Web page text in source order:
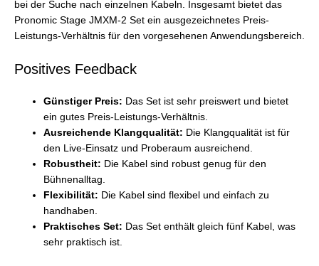
bei der Suche nach einzelnen Kabeln. Insgesamt bietet das
Pronomic Stage JMXM-2 Set ein ausgezeichnetes Preis-
Leistungs-Verhältnis für den vorgesehenen Anwendungsbereich.
Positives Feedback
Günstiger Preis: Das Set ist sehr preiswert und bietet
ein gutes Preis-Leistungs-Verhältnis.
Ausreichende Klangqualität: Die Klangqualität ist für
den Live-Einsatz und Proberaum ausreichend.
Robustheit: Die Kabel sind robust genug für den
Bühnenalltag.
Flexibilität: Die Kabel sind flexibel und einfach zu
handhaben.
Praktisches Set: Das Set enthält gleich fünf Kabel, was
sehr praktisch ist.